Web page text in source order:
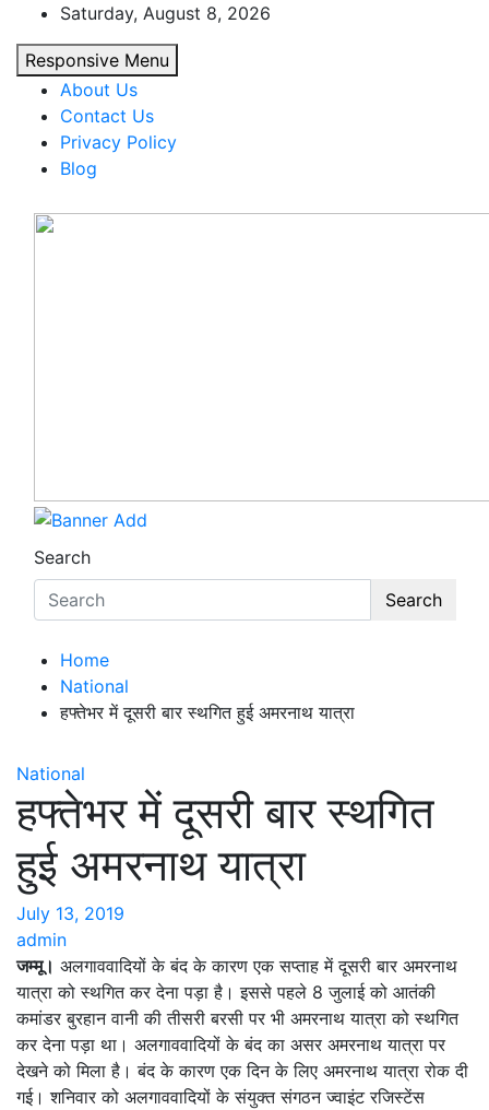
content
Saturday, August 8, 2026
Responsive Menu
About Us
Contact Us
Privacy Policy
Blog
Search
Search
Home
National
हफ्तेभर में दूसरी बार स्थगित हुई अमरनाथ यात्रा
National
हफ्तेभर में दूसरी बार स्थगित
हुई अमरनाथ यात्रा
July 13, 2019
admin
जम्मू। अलगाववादियों के बंद के कारण एक सप्ताह में दूसरी बार अमरनाथ
यात्रा को स्थगित कर देना पड़ा है। इससे पहले 8 जुलाई को आतंकी
कमांडर बुरहान वानी की तीसरी बरसी पर भी अमरनाथ यात्रा को स्थगित
कर देना पड़ा था। अलगाववादियों के बंद का असर अमरनाथ यात्रा पर
देखने को मिला है। बंद के कारण एक दिन के लिए अमरनाथ यात्रा रोक दी
गई। शनिवार को अलगाववादियों के संयुक्त संगठन ज्वाइंट रजिस्टेंस